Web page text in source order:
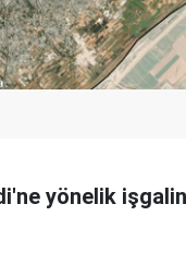
yönelik